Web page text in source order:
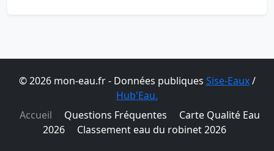
© 2026 mon-eau.fr - Données publiques Sise-Eaux/
Hub'Eau.
Accueil
Questions Fréquentes
Carte Qualité Eau
2026
Classement eau du robinet 2026